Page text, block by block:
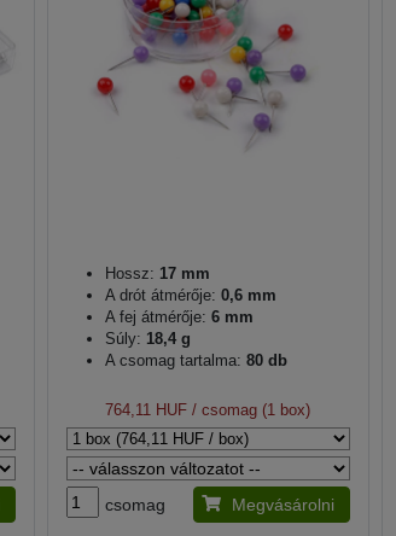
Hossz: 17 mm
A drót átmérője: 0,6 mm
A fej átmérője: 6 mm
Súly: 18,4 g
A csomag tartalma: 80 db
764,11 HUF / csomag (1 box)
csomag Megvásárolni